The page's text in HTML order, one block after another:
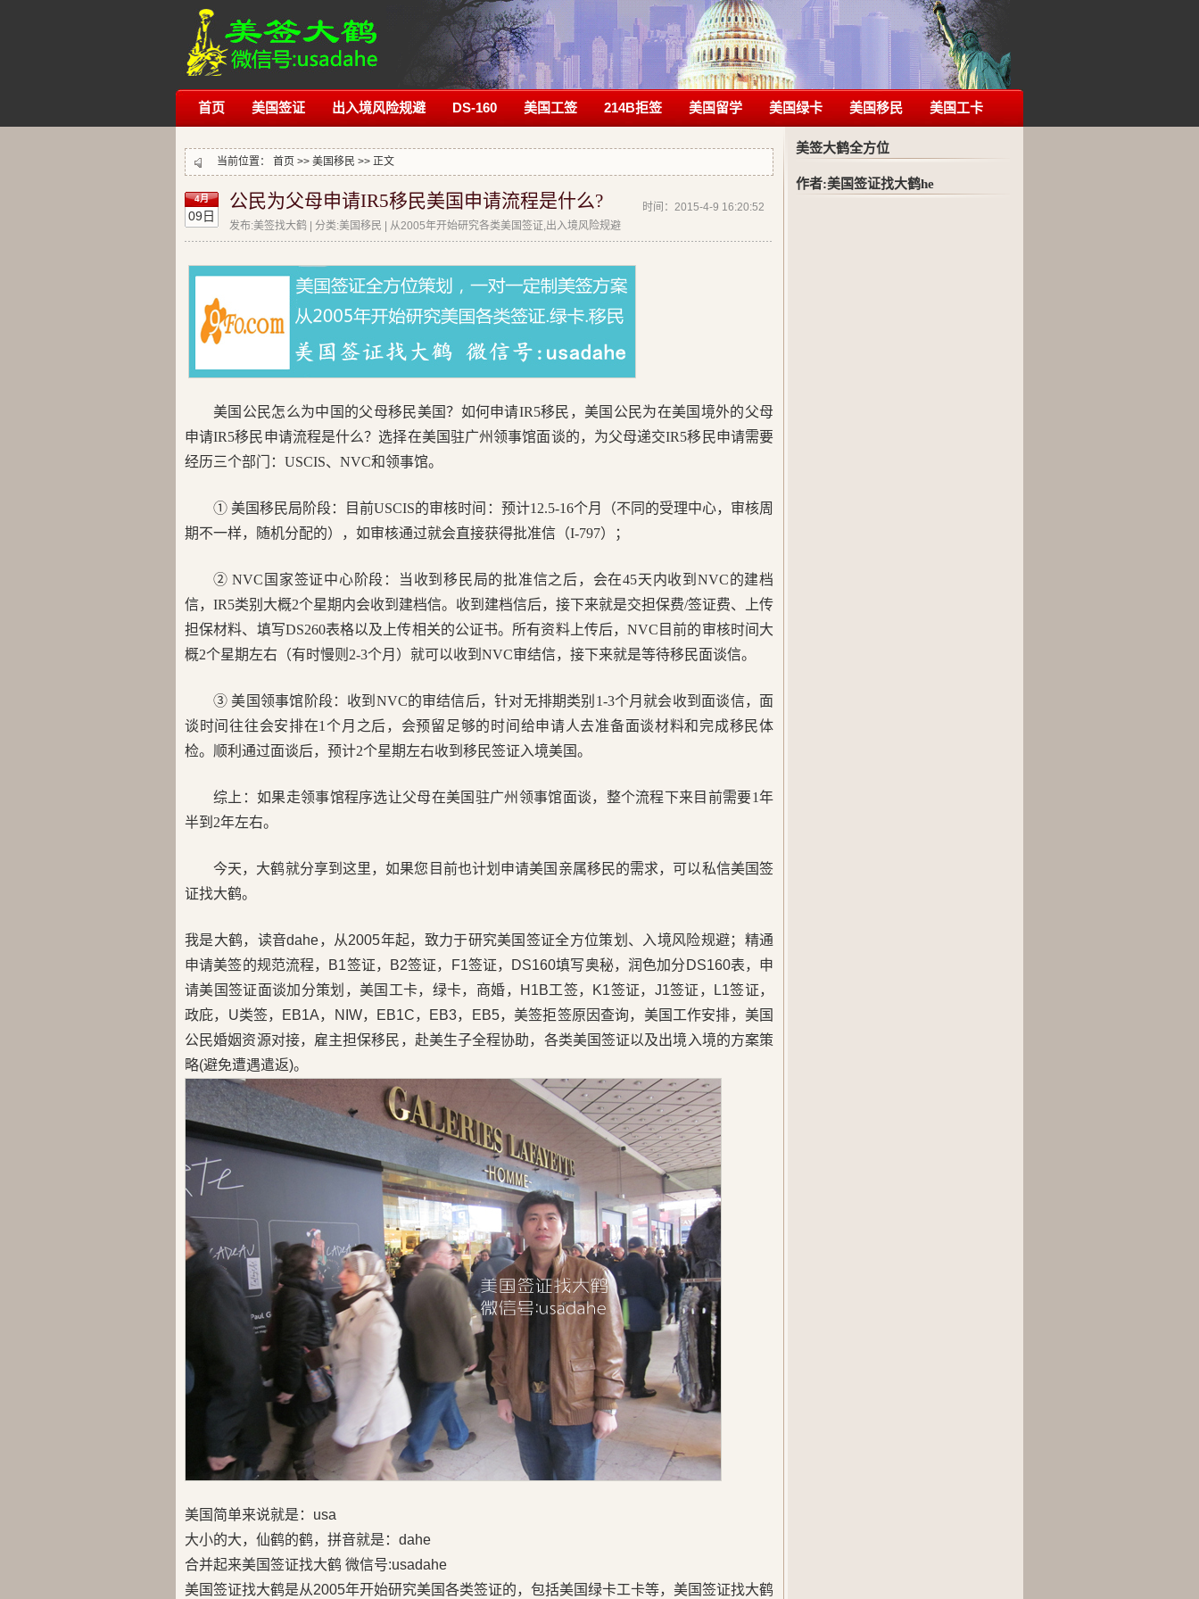
首页 美国签证 出入境风险规避 DS-160 美国工签 214B拒签 美国留学 美国绿卡 美国移民 美国工卡
当前位置： 首页 >> 美国移民 >> 正文
4月
09日
时间：2015-4-9 16:20:52
公民为父母申请IR5移民美国申请流程是什么?
发布:美签找大鹤 | 分类:美国移民 | 从2005年开始研究各类美国签证,出入境风险规避
美国公民怎么为中国的父母移民美国？如何申请IR5移民，美国公民为在美国境外的父母
申请IR5移民申请流程是什么？选择在美国驻广州领事馆面谈的，为父母递交IR5移民申请需要
经历三个部门：USCIS、NVC和领事馆。
① 美国移民局阶段：目前USCIS的审核时间：预计12.5-16个月（不同的受理中心，审核周
期不一样，随机分配的），如审核通过就会直接获得批准信（I-797）；
② NVC国家签证中心阶段：当收到移民局的批准信之后，会在45天内收到NVC的建档
信，IR5类别大概2个星期内会收到建档信。收到建档信后，接下来就是交担保费/签证费、上传
担保材料、填写DS260表格以及上传相关的公证书。所有资料上传后，NVC目前的审核时间大
概2个星期左右（有时慢则2-3个月）就可以收到NVC审结信，接下来就是等待移民面谈信。
③ 美国领事馆阶段：收到NVC的审结信后，针对无排期类别1-3个月就会收到面谈信，面
谈时间往往会安排在1个月之后，会预留足够的时间给申请人去准备面谈材料和完成移民体
检。顺利通过面谈后，预计2个星期左右收到移民签证入境美国。
综上：如果走领事馆程序选让父母在美国驻广州领事馆面谈，整个流程下来目前需要1年
半到2年左右。
今天，大鹤就分享到这里，如果您目前也计划申请美国亲属移民的需求，可以私信美国签
证找大鹤。
我是大鹤，读音dahe，从2005年起，致力于研究美国签证全方位策划、入境风险规避；精通
申请美签的规范流程，B1签证，B2签证，F1签证，DS160填写奥秘，润色加分DS160表，申
请美国签证面谈加分策划，美国工卡，绿卡，商婚，H1B工签，K1签证，J1签证，L1签证，
政庇，U类签，EB1A，NIW，EB1C，EB3，EB5，美签拒签原因查询，美国工作安排，美国
公民婚姻资源对接，雇主担保移民，赴美生子全程协助，各类美国签证以及出境入境的方案策
略(避免遭遇遣返)。
美国简单来说就是：usa
大小的大，仙鹤的鹤，拼音就是：dahe
合并起来美国签证找大鹤 微信号:usadahe
美国签证找大鹤是从2005年开始研究美国各类签证的，包括美国绿卡工卡等，美国签证找大鹤
美签大鹤全方位
作者:美国签证找大鹤he